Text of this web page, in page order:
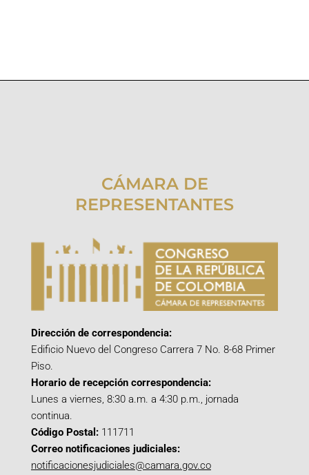
CÁMARA DE
REPRESENTANTES
Dirección de correspondencia:
Edificio Nuevo del Congreso Carrera 7 No. 8-68 Primer
Piso.
Horario de recepción correspondencia:
Lunes a viernes, 8:30 a.m. a 4:30 p.m., jornada
continua.
Código Postal: 111711
Correo notificaciones judiciales:
notificacionesjudiciales@camara.gov.co